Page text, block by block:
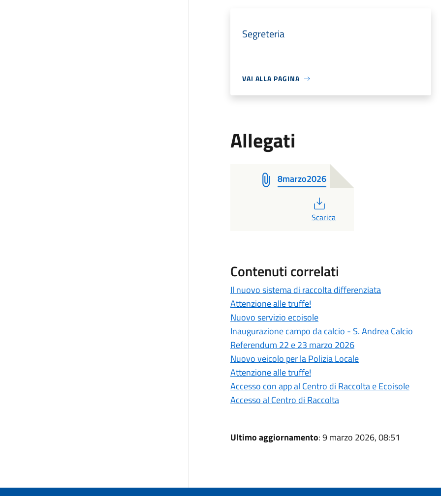
Segreteria
VAI ALLA PAGINA
Allegati
8marzo2026
PDF
Scarica
Contenuti correlati
Il nuovo sistema di raccolta differenziata
Attenzione alle truffe!
Nuovo servizio ecoisole
Inaugurazione campo da calcio - S. Andrea Calcio
Referendum 22 e 23 marzo 2026
Nuovo veicolo per la Polizia Locale
Attenzione alle truffe!
Accesso con app al Centro di Raccolta e Ecoisole
Accesso al Centro di Raccolta
Ultimo aggiornamento: 9 marzo 2026, 08:51